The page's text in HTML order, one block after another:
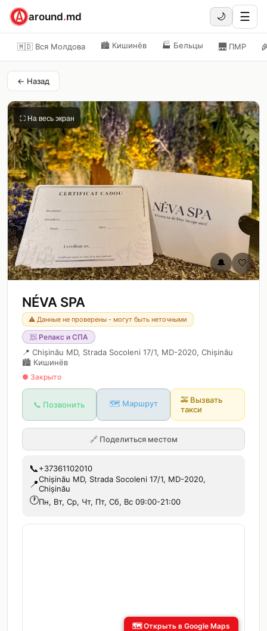
around.md 🌙 ☰
🇲🇩 Вся Молдова 🏙️ Кишинёв 🏭 Бельцы 🌉 ПМР
← Назад
⛶ На весь экран
🔔 🤍
NÉVA SPA
⚠️ Данные не проверены - могут быть неточными
🧖 Релакс и СПА
📍 Chișinău MD, Strada Socoleni 17/1, MD-2020, Chișinău
🏙️ Кишинёв
● Закрыто
📞 Позвонить 🗺️ Маршрут 🚕 Вызвать
такси
🔗 Поделиться местом
📞+37361102010
📍Chișinău MD, Strada Socoleni 17/1, MD-2020,
Chișinău
🕐Пн, Вт, Ср, Чт, Пт, Сб, Вс 09:00-21:00
🗺️Открыть в Google Maps